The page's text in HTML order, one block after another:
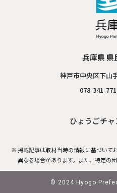
兵庫県 県
神戸市中央区下山
078-341-
ひょうごチ
掲載記事は取材当時の情報に基づいて
異なる場合があります。 また、特定の
© 2024 Hyogo